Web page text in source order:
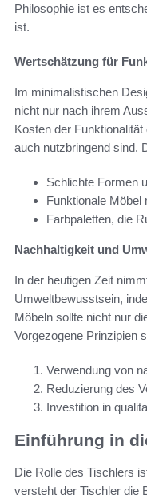
Philosophie ist es
ist.
Wertschätzung für
Im minimalistischen
nicht nur nach ihrem
Kosten der
auch nutzbringend sind.
Schlichte Formen
Funktionale Möbel
Farbpaletten, die
Nachhaltigkeit und
In der heutigen Zeit
Umweltbewusstsein,
Möbeln sollte nicht nur
Vorgezogene Prinzipien
Verwendung von
Reduzierung des
Investition in
Einführung in
Die Rolle des Tischlers
versteht der Tischler die